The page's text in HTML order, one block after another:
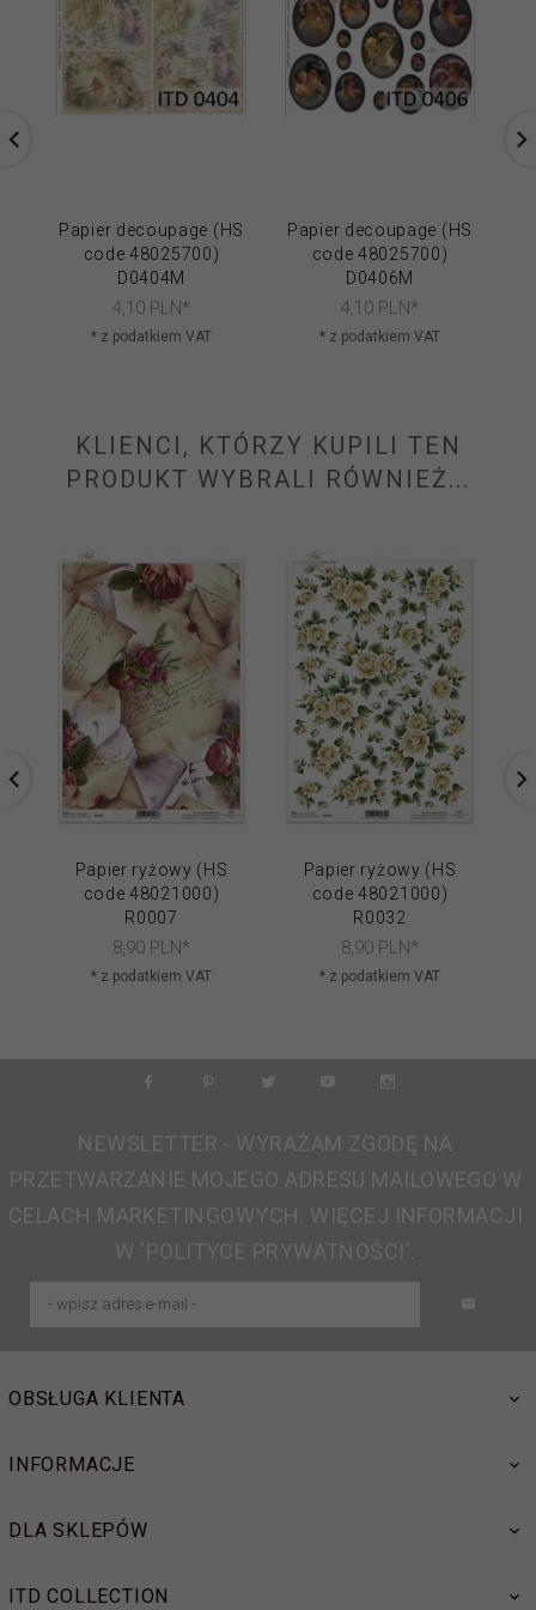
Papier decoupage (HS
code 48025700)
D0404M
4,10 PLN*
* z podatkiem VAT
Papier decoupage (HS
code 48025700)
D0406M
4,10 PLN*
* z podatkiem VAT
KLIENCI, KTÓRZY KUPILI TEN
PRODUKT WYBRALI RÓWNIEŻ...
Papier ryżowy (HS
code 48021000)
R0007
8,90 PLN*
* z podatkiem VAT
Papier ryżowy (HS
code 48021000)
R0032
8,90 PLN*
* z podatkiem VAT
NEWSLETTER - WYRAŻAM ZGODĘ NA
PRZETWARZANIE MOJEGO ADRESU MAILOWEGO W
CELACH MARKETINGOWYCH. WIĘCEJ INFORMACJI
W 'POLITYCE PRYWATNOŚCI'.
OBSŁUGA KLIENTA
INFORMACJE
DLA SKLEPÓW
ITD COLLECTION